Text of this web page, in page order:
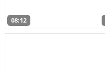
08:12